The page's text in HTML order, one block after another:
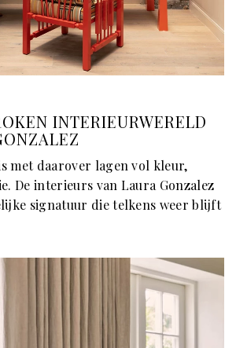
INTERIEURWERELD
met daarover lagen vol kleur,
De interieurs van Laura Gonzalez
signatuur die telkens weer blijft